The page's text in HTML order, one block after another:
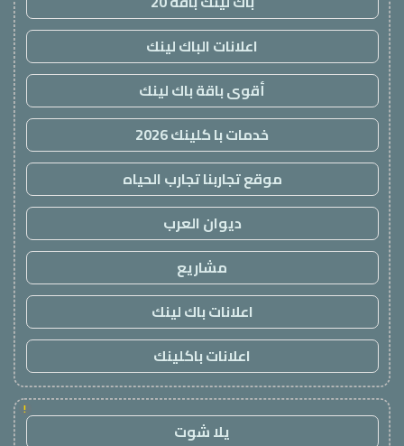
اعلانات الباك لينك
أقوى باقة باك لينك
خدمات با كلينك 2026
موقع تجاربنا تجارب الحياه
ديوان العرب
مشاريع
اعلانات باك لينك
اعلانات باكلينك
!
يلا شوت